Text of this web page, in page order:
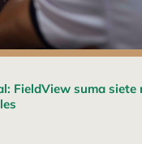
FieldView suma siete